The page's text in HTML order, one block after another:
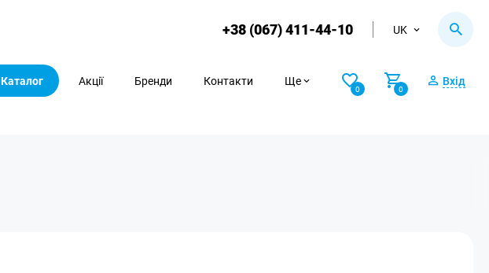
+38 (067) 411-44-10 UK
Каталог Акції Бренди Контакти Ще
0 0
Вхід